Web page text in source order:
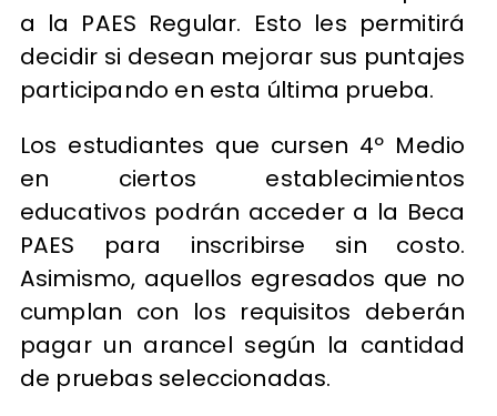
a la PAES Regular. Esto les permitirá
decidir si desean mejorar sus puntajes
participando en esta última prueba.
Los estudiantes que cursen 4º Medio
en ciertos establecimientos
educativos podrán acceder a la Beca
PAES para inscribirse sin costo.
Asimismo, aquellos egresados que no
cumplan con los requisitos deberán
pagar un arancel según la cantidad
de pruebas seleccionadas.